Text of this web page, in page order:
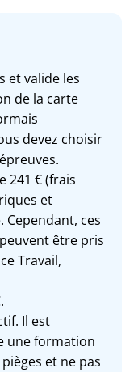
et valide les
de la carte
devez choisir
241 € (frais
et
Cependant, ces
être pris
Travail,
Il est
une formation
et ne pas